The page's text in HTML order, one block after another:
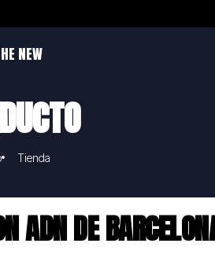
NEW
Tienda
ADN DE